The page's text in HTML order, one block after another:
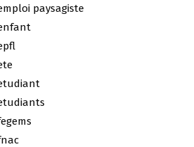
paysagiste